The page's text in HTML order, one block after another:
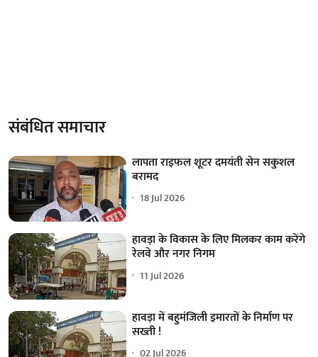
संबंधित समाचार
लापता राइफल शूटर दमयंती सेन सकुशल
बरामद
18 Jul 2026
हावड़ा के विकास के लिए मिलकर काम करेंगे
रेलवे और नगर निगम
11 Jul 2026
हावड़ा में बहुमंजिली इमारतों के निर्माण पर
सख्ती !
02 Jul 2026